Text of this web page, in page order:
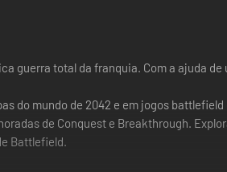
guerra total da franquia. Com a ajuda
do mundo de 2042 e em jogos
de Conquest e Breakthrough.
Battlefield.